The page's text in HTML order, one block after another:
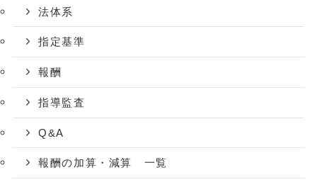
法体系
指定基準
報酬
指導監査
Q&A
報酬の加算・減算 一覧